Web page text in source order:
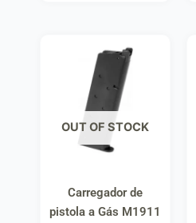
OUT OF STOCK
Carregador de
pistola a Gás M1911